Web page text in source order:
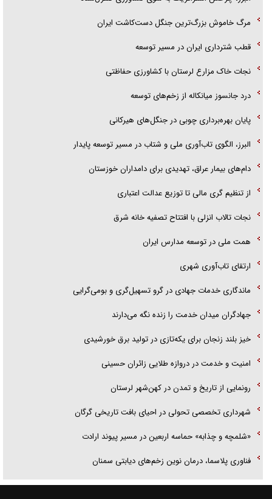
همه آقای دوربینی شده‌ایم!
قصه ناتمام سرویس مدارس
آیا مقاومت فلسطین خلع‌سلاح می‌شود؟
مرگ خاموش بزرگ‌ترین جنگل دست‌کاشت ایران
قطب شترداری ایران در مسیر توسعه
نجات خاک مزارع لرستان با کشاورزی حفاظتی
درد جانسوز میانکاله از زخم‌های توسعه
پایان بهره‌برداری چوبی در جنگل‌های هیرکانی
البرز، الگوی تاب‌آوری ملی و شتاب در مسیر توسعه پایدار
دام‌های بیمار عراق، تهدیدی برای دامداران خوزستان
از تنظیم گری مالی تا توزیع عدالت اعتباری
نجات تالاب انزلی با افتتاح تصفیه خانه شرق
همت ملی در توسعه مدارس ایران
ارتقای تاب‌آوری شهری
ماندگاری خدمات جهادی در گرو تسهیل‌گری و بومی‌گرایی
جهادگران میدان خدمت را زنده نگه می‌دارند
خیز بلند زنجان برای یکه‌تازی در تولید برق خورشیدی
امنیت و خدمت در دروازه طلایی زائران حسینی
رونمایی از تاریخ و تمدن در کهن‌شهر لرستان
شهرداری تخصصی تحولی در احیای بافت تاریخی گرگان
«شلمچه و چذابه» حماسه اربعین در مسیر پیوند ارادت
فناوری پلاسما، درمان نوین زخم‌های دیابتی سمنان